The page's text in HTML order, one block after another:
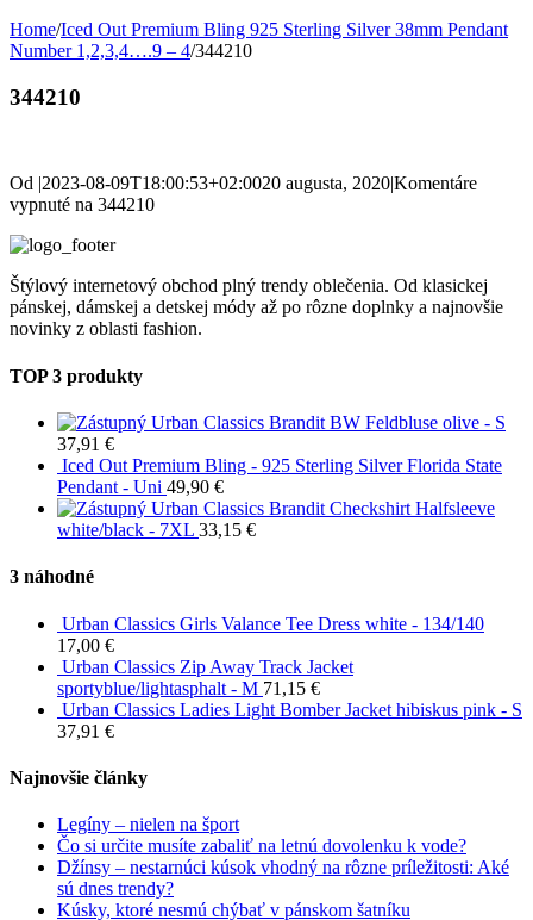
Home/Iced Out Premium Bling 925 Sterling Silver 38mm Pendant
Number 1,2,3,4….9 – 4/344210
344210
Od |2023-08-09T18:00:53+02:0020 augusta, 2020|Komentáre
vypnuté na 344210
Štýlový internetový obchod plný trendy oblečenia. Od klasickej
pánskej, dámskej a detskej módy až po rôzne doplnky a najnovšie
novinky z oblasti fashion.
TOP 3 produkty
Urban Classics Brandit BW Feldbluse olive - S
37,91 €
Iced Out Premium Bling - 925 Sterling Silver Florida State
Pendant - Uni 49,90 €
Urban Classics Brandit Checkshirt Halfsleeve
white/black - 7XL 33,15 €
3 náhodné
Urban Classics Girls Valance Tee Dress white - 134/140
17,00 €
Urban Classics Zip Away Track Jacket
sportyblue/lightasphalt - M 71,15 €
Urban Classics Ladies Light Bomber Jacket hibiskus pink - S
37,91 €
Najnovšie články
Legíny – nielen na šport
Čo si určite musíte zabaliť na letnú dovolenku k vode?
Džínsy – nestarnúci kúsok vhodný na rôzne príležitosti: Aké
sú dnes trendy?
Kúsky, ktoré nesmú chýbať v pánskom šatníku